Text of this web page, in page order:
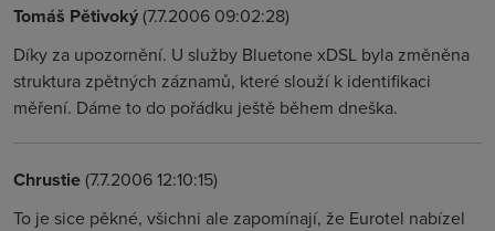
Tomáš Pětivoký(7.7.2006 09:02:28)
Díky za upozornění. U služby Bluetone xDSL byla změněna
struktura zpětných záznamů, které slouží k identifikaci
měření. Dáme to do pořádku ještě během dneška.
Chrustie(7.7.2006 12:10:15)
To je sice pěkné, všichni ale zapomínají, že Eurotel nabízel